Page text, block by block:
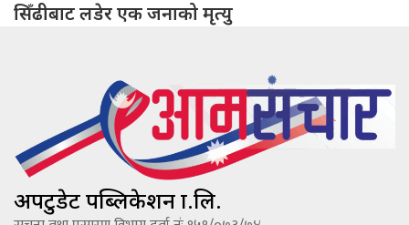
सिँढीबाट लडेर एक जनाको मृत्यु
अपटुडेट पब्लिकेशन प्रा.लि.